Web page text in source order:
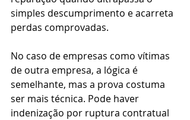
simples descumprimento e acarreta
perdas comprovadas.
No caso de empresas como vítimas
de outra empresa, a lógica é
semelhante, mas a prova costuma
ser mais técnica. Pode haver
indenização por ruptura contratual